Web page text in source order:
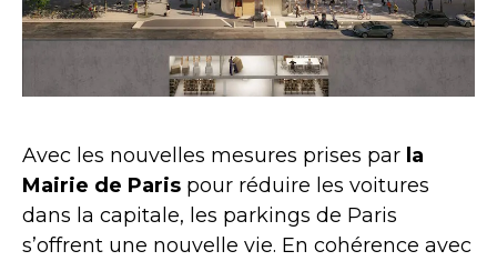
Avec les nouvelles mesures prises par la
Mairie de Paris pour réduire les voitures
dans la capitale, les parkings de Paris
s’offrent une nouvelle vie. En cohérence avec